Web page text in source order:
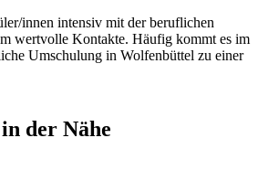
innen intensiv mit der beruflichen
wertvolle Kontakte. Häufig kommt es im
Umschulung in Wolfenbüttel zu einer
der Nähe